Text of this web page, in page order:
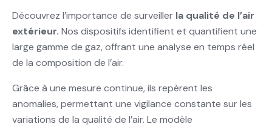
Découvrez l’importance de surveiller la qualité de l’air
extérieur. Nos dispositifs identifient et quantifient une
large gamme de gaz, offrant une analyse en temps réel
de la composition de l’air.
Grâce à une mesure continue, ils repèrent les
anomalies, permettant une vigilance constante sur les
variations de la qualité de l’air. Le modèle